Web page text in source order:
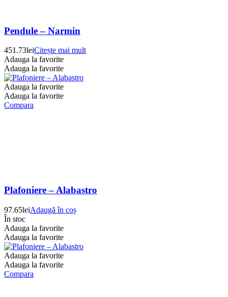
Pendule – Narmin
451.73leiCitește mai mult
Adauga la favorite
Adauga la favorite
Adauga la favorite
Adauga la favorite
Compara
Plafoniere – Alabastro
97.65leiAdaugă în coș
În stoc
Adauga la favorite
Adauga la favorite
Adauga la favorite
Adauga la favorite
Compara